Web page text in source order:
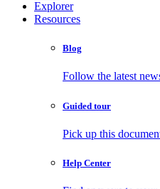
Explorer
Resources
Blog
Follow the latest
Guided tour
Pick up this
Help Center